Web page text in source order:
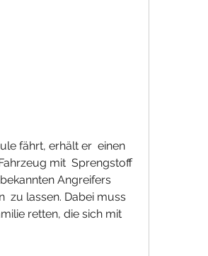
mit  Sprengstoff
Angreifers
zu lassen. Dabei muss
retten, die sich mit